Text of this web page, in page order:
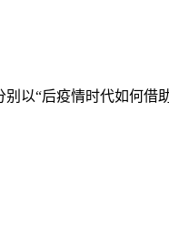
以“后疫情时代如何借